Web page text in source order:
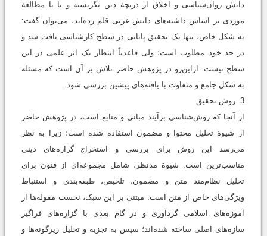
دانش روان‌شناسی و اخلاق از دریچة دین نگریسته‌‌ و یا با مطالعة
موردی بر اساس داشته‌های دانش غربی قلم‌ زده‌اند، می‌توان گفت:
به شکل خاص، تنها یک تحقیق پایانی در سطح کارشناسی یافت شد و
در حد خود مطلوب است؛ ولی قاعدتاً انتظار یک اثر علمی در این
سطح نیست. ازاین‌رو در پژوهش ‌حاضر تلاش بر آن است که مسئله
به شکل جامع و متفاوت با یافته‌های پیشین بررسی شود.
3. روش تحقیق
از آنجا که روش‌شناسی برآیند مبانی و منابع است، در پژوهش حاضر
از شیوة تحلیل محتوا و مضمون استفاده شده است؛ زیرا به نظر
می‌رسد این روش برای بررسی و استخراج گزاره‌های دینی
مناسب‌ترین است. شیوة مدنظر، شامل مجموعه‌ای از فنون برای
تحلیل نظام‌مند متن و مضمون، تلخیص، طبقه‌بندی و استنباط
ویژگی‌های خاص از متن است. مبتنی بر این سبک، نخست مقوله‌ها از
آموزه‌های اسلامی گردآوری و در گام بعدی با گزاره‌های فراگیر
سازه‌های اصلی ساخته ‌شده‌اند؛ سپس به تجزيه و تحليل زیرگونه‌ها و